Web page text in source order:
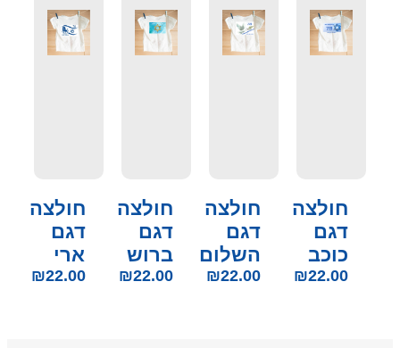
חולצה
דגם
כוכב
₪22.00
חולצה
דגם
השלום
₪22.00
חולצה
דגם
ברוש
₪22.00
חולצה
דגם
ארי
₪22.00